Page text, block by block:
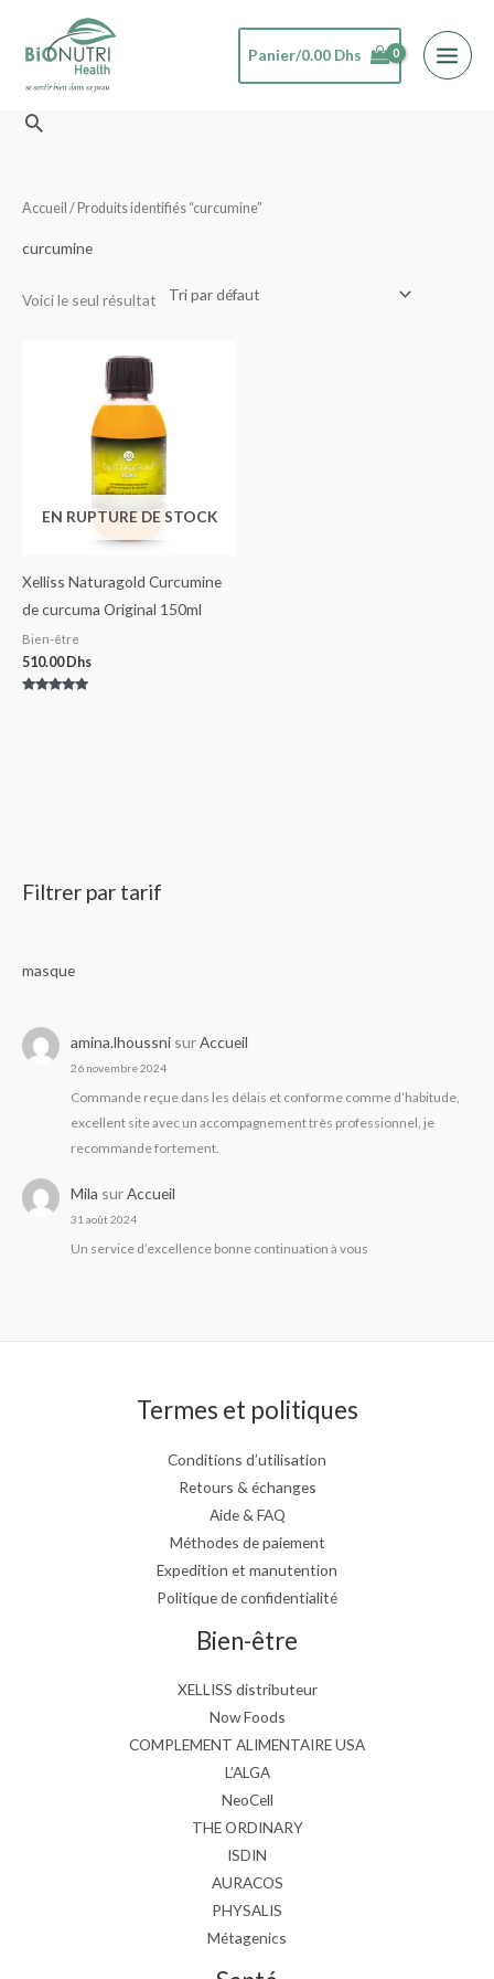
contenu
Panier/0.00 Dhs
Rechercher
Filtrer par tarif
masque
amina.lhoussni surAccueil
26 novembre 2024
Commande reçue dans les délais et conforme comme d’habitude,
excellent site avec un accompagnement très professionnel, je
recommande fortement.
Mila surAccueil
31 août 2024
Un service d’excellence bonne continuation à vous
Accueil / Produits identifiés “curcumine”
curcumine
Voici le seul résultat
EN RUPTURE DE STOCK
Xelliss Naturagold Curcumine
de curcuma Original 150ml
Bien-être
510.00Dhs
Termes et politiques
Conditions d’utilisation
Retours & échanges
Aide & FAQ
Méthodes de paiement
Expedition et manutention
Politique de confidentialité
Bien-être
XELLISS distributeur
Now Foods
COMPLEMENT ALIMENTAIRE USA
L’ALGA
NeoCell
THE ORDINARY
ISDIN
AURACOS
PHYSALIS
Métagenics